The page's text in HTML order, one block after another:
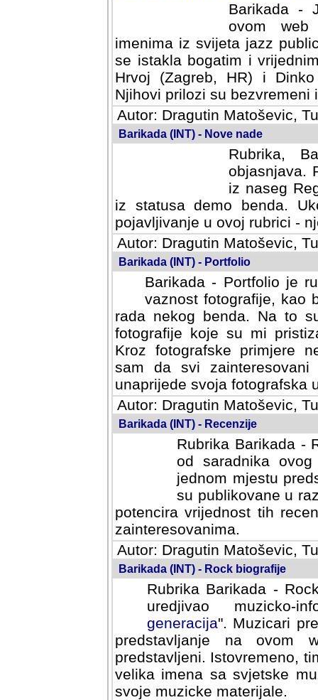
Barikada -
ovom web
imenima iz svijeta jazz
se istakla bogatim i
Hrvoj (Zagreb, HR) i
Njihovi prilozi su bezvremeni
Autor: Dragutin Matoševic,
Barikada (INT) - Nove nade
Rubrika,
objasnjava.
iz naseg
iz statusa demo benda.
pojavljivanje u ovoj rubrici -
Autor: Dragutin Matoševic,
Barikada (INT) - Portfolio
Barikada - Portfolio je
vaznost fotografije, kao
rada nekog benda. Na to
fotografije koje su mi
fotografske primjere
svi zainteresovani
svoja fotografska umijeca.
Autor: Dragutin Matoševic,
Barikada (INT) - Recenzije
Rubrika Barikada -
od saradnika
jednom mjestu
su publikovane u
potencira vrijednost tih
zainteresovanima.
Autor: Dragutin Matoševic,
Barikada (INT) - Rock biografije
Rubrika Barikada -
uredjivao muzicko-
Muzicari predstavljeni u
na ovom web portalu
Istovremeno, tim nacinom
sa svjetske muzicke scene
materijale.